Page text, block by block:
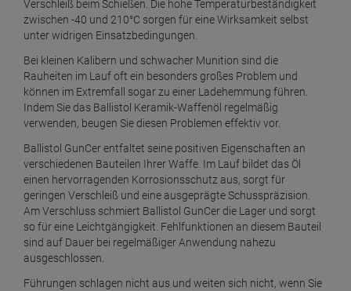
Verschleiß beim Schießen. Die hohe Temperaturbeständigkeit
zwischen -40 und 210°C sorgen für eine Wirksamkeit selbst
unter widrigen Einsatzbedingungen.
Bei kleinen Kalibern und schwacher Munition sind die
Rauheiten im Lauf oft ein besonders großes Problem und
können im Extremfall sogar zu einer Ladehemmung führen.
Indem Sie das Ballistol Keramik-Waffenöl regelmäßig
verwenden, beugen Sie diesen Problemen effektiv vor.
Ballistol GunCer entfaltet seine positiven Eigenschaften an
verschiedenen Bauteilen Ihrer Waffe. Im Lauf bildet das Öl
einen hervorragenden Korrosionsschutz aus, sorgt für
geringen Verschleiß und eine ausgeprägte Schusspräzision.
Am Verschluss schmiert Ballistol GunCer die Lager und sorgt
so für eine Leichtgängigkeit. Fehlfunktionen an diesem Bauteil
sind auf Dauer bei regelmäßiger Anwendung nahezu
ausgeschlossen.
Führungen schlagen nicht aus und weiten sich nicht, wenn Sie